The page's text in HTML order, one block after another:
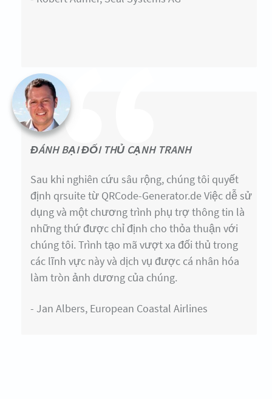
ĐÁNH BẠI ĐỐI THỦ CẠNH TRANH
Sau khi nghiên cứu sâu rộng, chúng tôi quyết
định qrsuite từ QRCode-Generator.de Việc dễ sử
dụng và một chương trình phụ trợ thông tin là
những thứ được chỉ định cho thỏa thuận với
chúng tôi. Trình tạo mã vượt xa đối thủ trong
các lĩnh vực này và dịch vụ được cá nhân hóa
làm tròn ảnh dương của chúng.
- Jan Albers, European Coastal Airlines